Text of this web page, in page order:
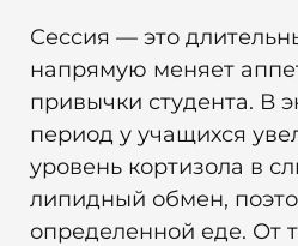
Сессия — это
напрямую меняет
привычки студента. В
период у учащихся
уровень кортизола в
липидный обмен,
определенной еде. От